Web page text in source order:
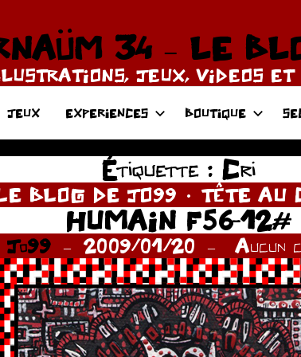
34 – LE
JEUX, VIDEOS
JEUX EXPERIENCES BOUTIQUE
Étiquette : Cri
BLOG DE JO99 TÊTE AU
HUMAIN F56-12#
Jo99 2009/01/20 Aucun